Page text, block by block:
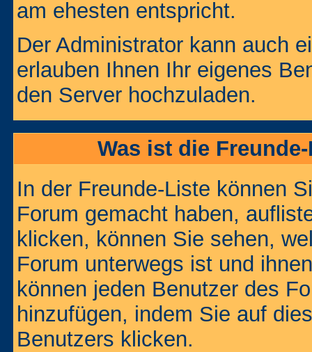
am ehesten entspricht.
Der Administrator kann auch
erlauben Ihnen Ihr eigenes
den Server hochzuladen.
Was ist die
In der Freunde-Liste können
Forum gemacht haben,
klicken, können Sie sehen,
Forum unterwegs ist und
können jeden Benutzer des
hinzufügen, indem Sie auf
Benutzers klicken.